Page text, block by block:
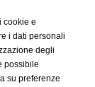
cookie e
i dati personali
degli
possibile
su preferenze